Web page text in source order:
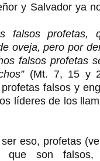
y Salvador ya
falsos profetas,
oveja, pero por
falsos profetas
(Mt. 7, 15 y
falsos y
líderes de los
eso, profetas
que son falsos,